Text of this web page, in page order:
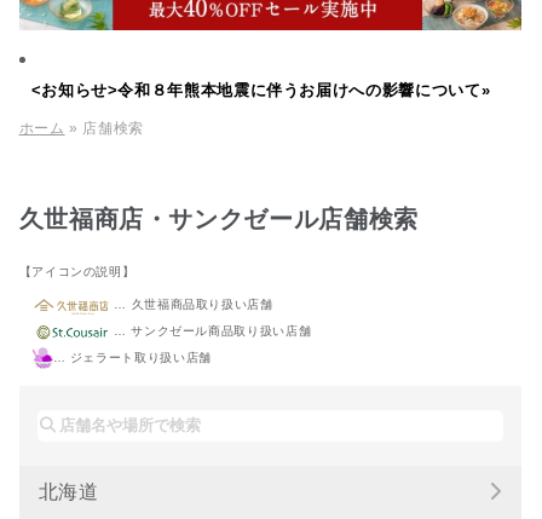
<お知らせ>令和８年熊本地震に伴うお届けへの影響について»
ホーム » 店舗検索
久世福商店・サンクゼール店舗検索
【アイコンの説明】
… 久世福商品取り扱い店舗
… サンクゼール商品取り扱い店舗
… ジェラート取り扱い店舗
北海道